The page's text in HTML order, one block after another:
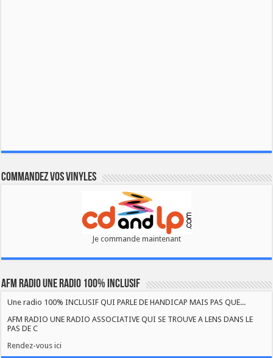
Commandez vos vinyles
Je commande maintenant
AFM RADIO UNE RADIO 100% INCLUSIF
Une radio 100% INCLUSIF QUI PARLE DE HANDICAP MAIS PAS QUE...
AFM RADIO UNE RADIO ASSOCIATIVE QUI SE TROUVE A LENS DANS LE
PAS DE C
Rendez-vous ici